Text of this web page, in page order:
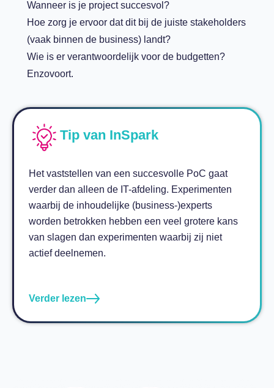
Wanneer is je project succesvol?
Hoe zorg je ervoor dat dit bij de juiste stakeholders
(vaak binnen de business) landt?
Wie is er verantwoordelijk voor de budgetten?
Enzovoort.
Tip van InSpark
Het vaststellen van een succesvolle PoC gaat
verder dan alleen de IT-afdeling. Experimenten
waarbij de inhoudelijke (business-)experts
worden betrokken hebben een veel grotere kans
van slagen dan experimenten waarbij zij niet
actief deelnemen.
Verder lezen